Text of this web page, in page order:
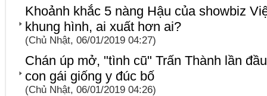
Khoảnh khắc 5 nàng Hậu của showbiz
khung hình, ai xuất hơn ai?
(Chủ Nhật, 06/01/2019 04:27)
Chán úp mở, "tình cũ" Trấn Thành lần
con gái giống y đúc bố
(Chủ Nhật, 06/01/2019 04:26)